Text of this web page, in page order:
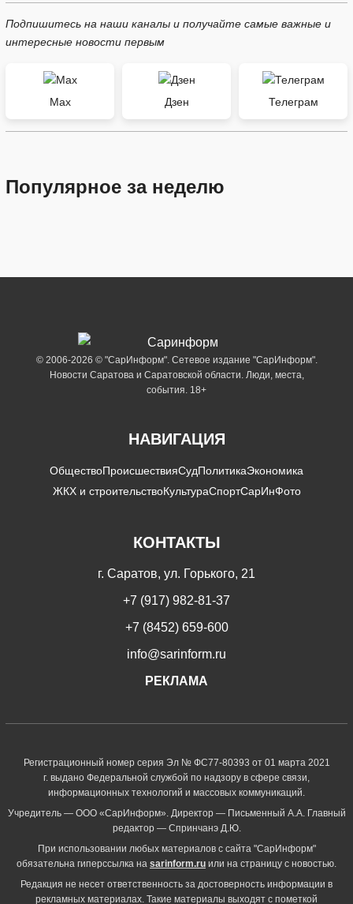
Подпишитесь на наши каналы и получайте самые важные и
интересные новости первым
Max Дзен Телеграм
Популярное за неделю
© 2006-2026 © "СарИнформ". Сетевое издание "СарИнформ".
Новости Саратова и Саратовской области. Люди, места,
события. 18+
НАВИГАЦИЯ
ОбществоПроисшествияСудПолитикаЭкономика
ЖКХ и строительствоКультураСпортСарИнФото
КОНТАКТЫ
г. Саратов, ул. Горького, 21
+7 (917) 982-81-37
+7 (8452) 659-600
info@sarinform.ru
РЕКЛАМА
Регистрационный номер серия Эл № ФС77-80393 от 01 марта 2021
г. выдано Федеральной службой по надзору в сфере связи,
информационных технологий и массовых коммуникаций.
Учредитель — ООО «СарИнформ». Директор — Письменный А.А. Главный
редактор — Спринчанэ Д.Ю.
При использовании любых материалов с сайта "СарИнформ"
обязательна гиперссылка на sarinform.ru или на страницу с новостью.
Редакция не несет ответственность за достоверность информации в
рекламных материалах. Такие материалы выходят с пометкой